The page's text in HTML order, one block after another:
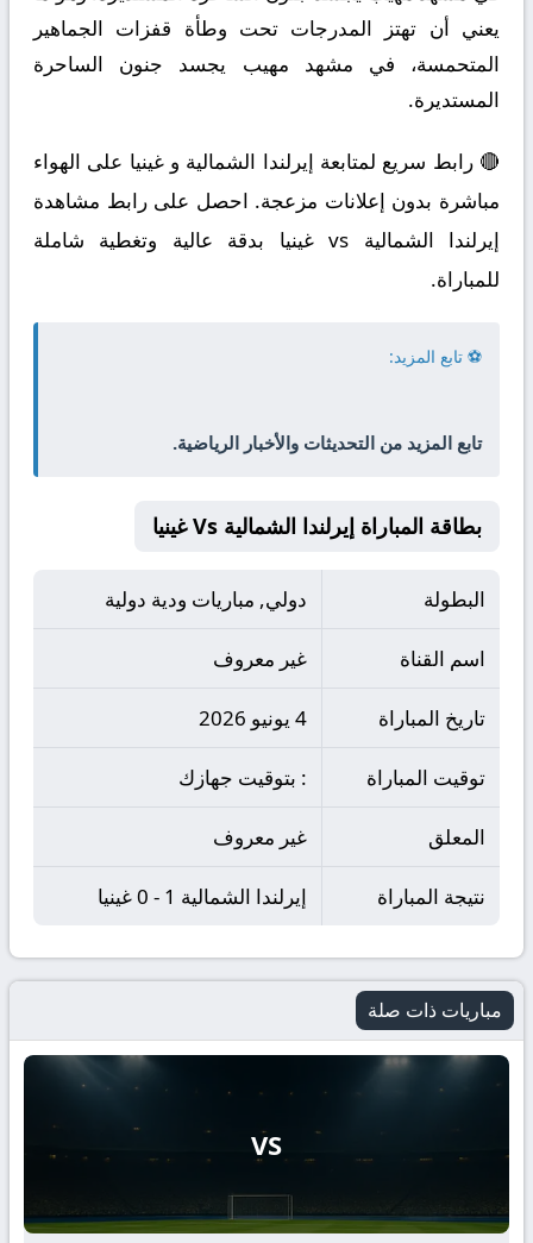
يعني أن تهتز المدرجات تحت وطأة قفزات الجماهير
المتحمسة، في مشهد مهيب يجسد جنون الساحرة
المستديرة.
🔴 رابط سريع لمتابعة إيرلندا الشمالية و غينيا على الهواء
مباشرة بدون إعلانات مزعجة. احصل على رابط مشاهدة
إيرلندا الشمالية vs غينيا بدقة عالية وتغطية شاملة
للمباراة.
⚽ تابع المزيد:
تابع المزيد من التحديثات والأخبار الرياضية.
بطاقة المباراة إيرلندا الشمالية Vs غينيا
البطولة دولي, مباريات ودية دولية
اسم القناة غير معروف
تاريخ المباراة 4 يونيو 2026
توقيت المباراة : بتوقيت جهازك
المعلق غير معروف
نتيجة المباراة إيرلندا الشمالية 1 - 0 غينيا
مباريات ذات صلة
VS